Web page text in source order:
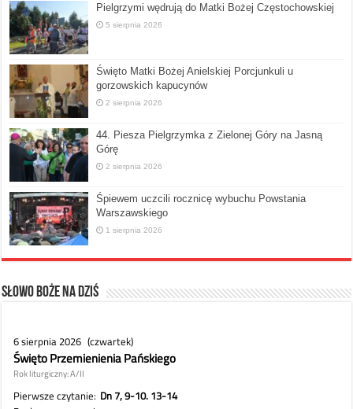
Pielgrzymi wędrują do Matki Bożej Częstochowskiej
5 sierpnia 2026
Święto Matki Bożej Anielskiej Porcjunkuli u
gorzowskich kapucynów
2 sierpnia 2026
44. Piesza Pielgrzymka z Zielonej Góry na Jasną
Górę
2 sierpnia 2026
Śpiewem uczcili rocznicę wybuchu Powstania
Warszawskiego
1 sierpnia 2026
Słowo Boże na dziś